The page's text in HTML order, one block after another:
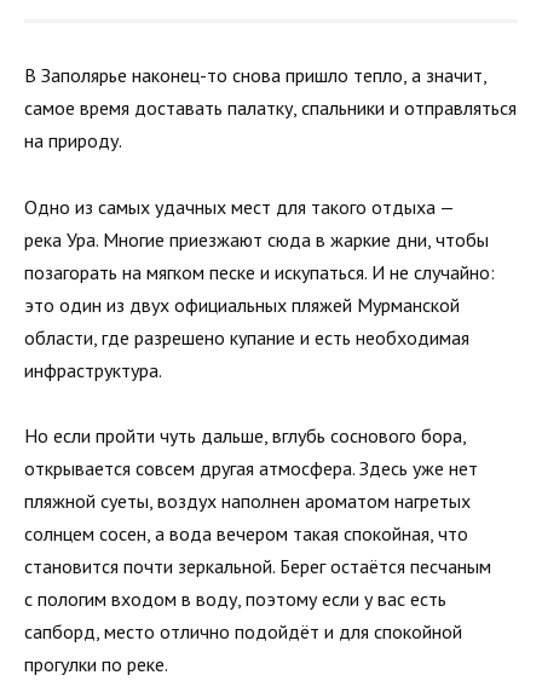
В Заполярье наконец-то снова пришло тепло, а значит,
самое время доставать палатку, спальники и отправляться
на природу.
Одно из самых удачных мест для такого отдыха —
река Ура. Многие приезжают сюда в жаркие дни, чтобы
позагорать на мягком песке и искупаться. И не случайно:
это один из двух официальных пляжей Мурманской
области, где разрешено купание и есть необходимая
инфраструктура.
Но если пройти чуть дальше, вглубь соснового бора,
открывается совсем другая атмосфера. Здесь уже нет
пляжной суеты, воздух наполнен ароматом нагретых
солнцем сосен, а вода вечером такая спокойная, что
становится почти зеркальной. Берег остаётся песчаным
с пологим входом в воду, поэтому если у вас есть
сапборд, место отлично подойдёт и для спокойной
прогулки по реке.